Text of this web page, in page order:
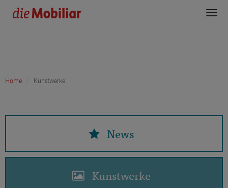
Home Kunstwerke
News
Kunstwerke